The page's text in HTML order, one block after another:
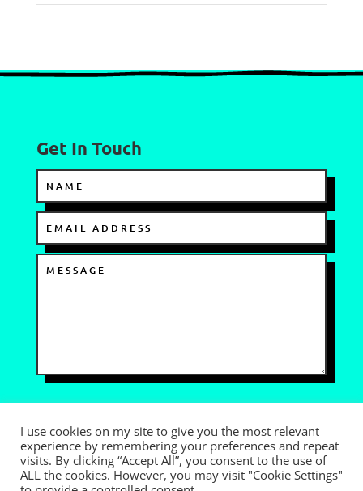
Get In Touch
Privacy policy
I AGREE TO THE TERMS OF USE
5 + 1= SEND
I use cookies on my site to give you the most relevant
experience by remembering your preferences and repeat
visits. By clicking “Accept All”, you consent to the use of
ALL the cookies. However, you may visit "Cookie Settings"